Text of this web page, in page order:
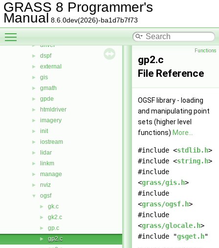
GRASS 8 Programmer's
Manual 8.6.0dev(2026)-ba1d7b7f73
► cluster
► datetime
► db
► driver
► dspf
► external
► gis
► gmath
► gpde
► htmldriver
► imagery
► init
► iostream
► lidar
► linkm
► manage
► nviz
▼ ogsf
► gk.c
► gk2.c
► gp.c
► gp2.c
Functions
gp2.c
File Reference
OGSF library - loading
and manipulating point
sets (higher level
functions) More...
#include <stdlib.h>
#include <string.h>
#include
<grass/gis.h>
#include
<grass/ogsf.h>
#include
<grass/glocale.h>
#include "gsget.h"